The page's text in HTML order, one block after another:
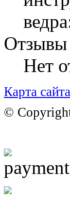
Отзывы
Нет
Карта сайта
©